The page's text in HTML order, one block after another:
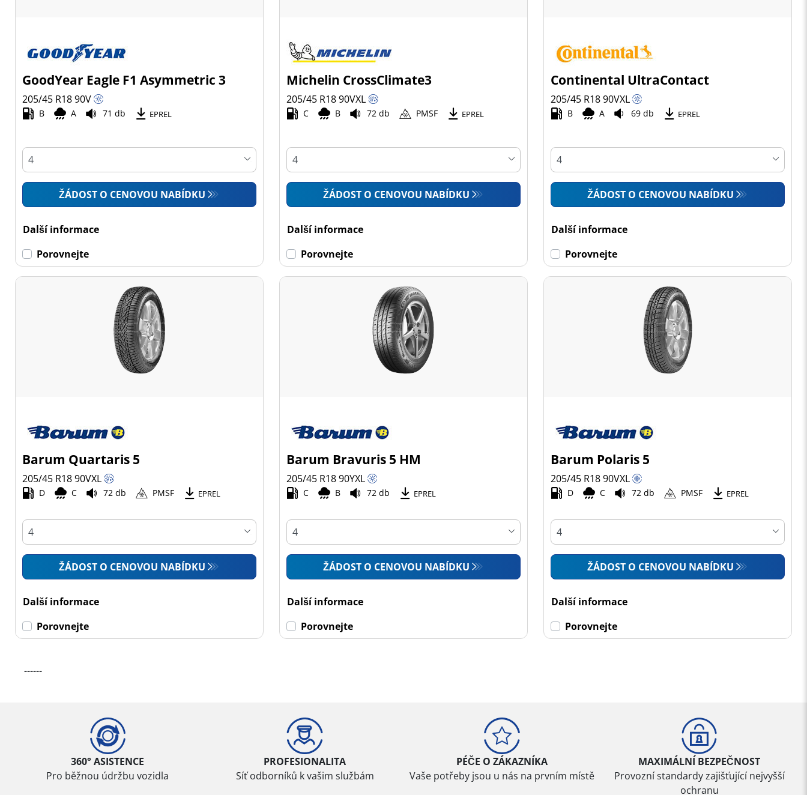
GoodYear Eagle F1 Asymmetric 3
205/45 R1890V
B A 71 db EPREL
ŽÁDOST O CENOVOU NABÍDKU
Další informace
Porovnejte
Michelin CrossClimate3
205/45 R1890VXL
C B 72 db PMSF EPREL
ŽÁDOST O CENOVOU NABÍDKU
Další informace
Porovnejte
Continental UltraContact
205/45 R1890VXL
B A 69 db EPREL
ŽÁDOST O CENOVOU NABÍDKU
Další informace
Porovnejte
Barum Quartaris 5
205/45 R1890VXL
D C 72 db PMSF EPREL
ŽÁDOST O CENOVOU NABÍDKU
Další informace
Porovnejte
Barum Bravuris 5 HM
205/45 R1890YXL
C B 72 db EPREL
ŽÁDOST O CENOVOU NABÍDKU
Další informace
Porovnejte
Barum Polaris 5
205/45 R1890VXL
D C 72 db PMSF EPREL
ŽÁDOST O CENOVOU NABÍDKU
Další informace
Porovnejte
------
360° ASISTENCE
Pro běžnou údržbu vozidla
PROFESIONALITA
Síť odborníků k vašim službám
PÉČE O ZÁKAZNÍKA
Vaše potřeby jsou u nás na prvním místě
MAXIMÁLNÍ BEZPEČNOST
Provozní standardy zajišťující nejvyšší
ochranu